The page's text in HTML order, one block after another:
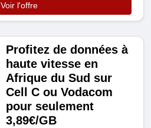
Voir l'offre
Profitez de données à
haute vitesse en
Afrique du Sud sur
Cell C ou Vodacom
pour seulement
3,89€/GB